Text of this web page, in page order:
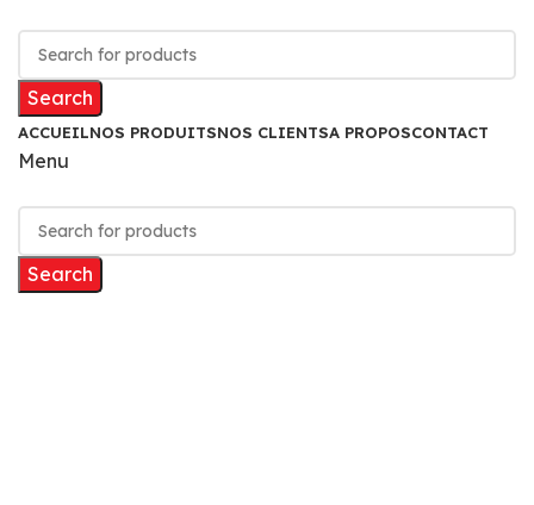
Search
ACCUEILNOS PRODUITSNOS CLIENTSA PROPOSCONTACT
Menu
Search